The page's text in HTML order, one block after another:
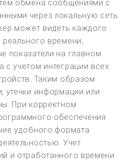
обмена сообщениями с
через локальную сеть
может видеть каждого
времени,
показатели на главном
учетом интеграции всех
Таким образом
утечки информации или
При корректном
обеспечения
удобного формата
Учет
и отработанного времени